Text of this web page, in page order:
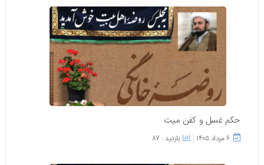
حکم غسل و کفن میت
۶ مرداد ۱۴۰۵ بازدید : 87